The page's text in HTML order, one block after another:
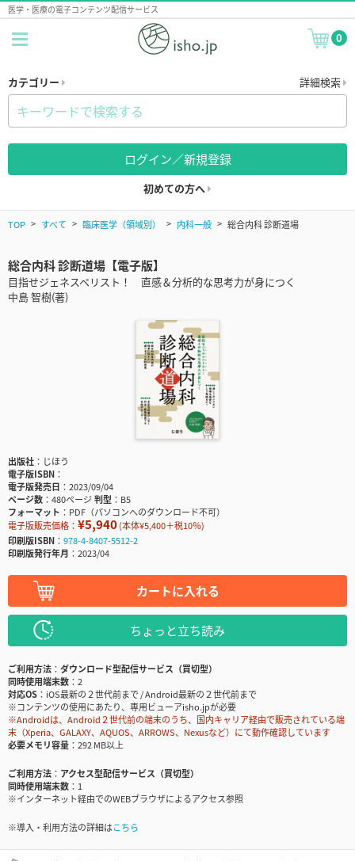
医学・医療の電子コンテンツ配信サービス
0
カテゴリー 詳細検索
ログイン／新規登録
初めての方へ
TOP すべて 臨床医学（領域別） 内科一般 総合内科 診断道場
総合内科 診断道場【電子版】
目指せジェネスペリスト！ 直感＆分析的な思考力が身につく
中島 智樹(著)
出版社
じほう
電子版ISBN
電子版発売日
2023/09/04
ページ数
480ページ判型
B5
フォーマット
PDF（パソコンへのダウンロード不可）
電子版販売価格： ¥5,940(本体¥5,400＋税10％)
印刷版ISBN
978-4-8407-5512-2
印刷版発行年月
2023/04
カートに入れる
ちょっと立ち読み
ご利用方法
ダウンロード型配信サービス（買切型）
同時使用端末数
2
対応OS
iOS最新の２世代前まで / Android最新の２世代前まで
※コンテンツの使用にあたり、専用ビューアisho.jpが必要
※Androidは、Android２世代前の端末のうち、国内キャリア経由で販売されている端
末（Xperia、GALAXY、AQUOS、ARROWS、Nexusなど）にて動作確認しています
必要メモリ容量
292 MB以上
ご利用方法
アクセス型配信サービス（買切型）
同時使用端末数
1
※インターネット経由でのWEBブラウザによるアクセス参照
※導入・利用方法の詳細はこちら